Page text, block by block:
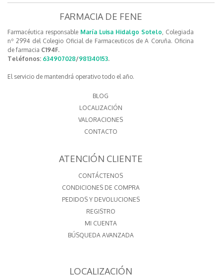
FARMACIA DE FENE
Farmacéutica responsable María Luisa Hidalgo Sotelo, Colegiada
nº 2994 del Colegio Oficial de Farmaceuticos de A Coruña. Oficina
de farmacia C194F.
Teléfonos: 634907028/981340153.
El servicio de mantendrá operativo todo el año.
BLOG
LOCALIZACIÓN
VALORACIONES
CONTACTO
ATENCIÓN CLIENTE
CONTÁCTENOS
CONDICIONES DE COMPRA
PEDIDOS Y DEVOLUCIONES
REGISTRO
MI CUENTA
BÚSQUEDA AVANZADA
LOCALIZACIÓN